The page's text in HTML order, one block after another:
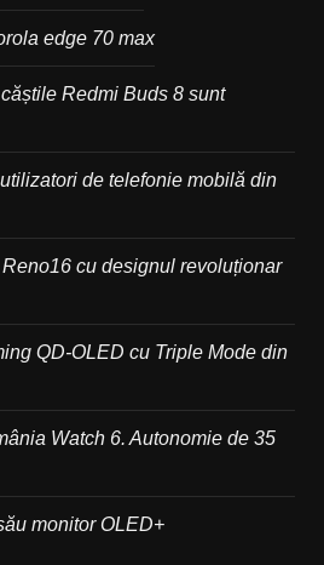
edge 70 max
Redmi Buds 8 sunt
de telefonie mobilă din
cu designul revoluționar
QD-OLED cu Triple Mode din
Watch 6. Autonomie de 35
monitor OLED+